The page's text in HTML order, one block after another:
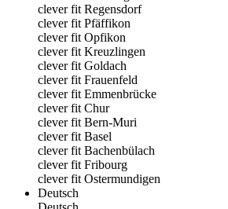
clever fit Regensdorf
clever fit Pfäffikon
clever fit Opfikon
clever fit Kreuzlingen
clever fit Goldach
clever fit Frauenfeld
clever fit Emmenbrücke
clever fit Chur
clever fit Bern-Muri
clever fit Basel
clever fit Bachenbülach
clever fit Fribourg
clever fit Ostermundigen
Deutsch